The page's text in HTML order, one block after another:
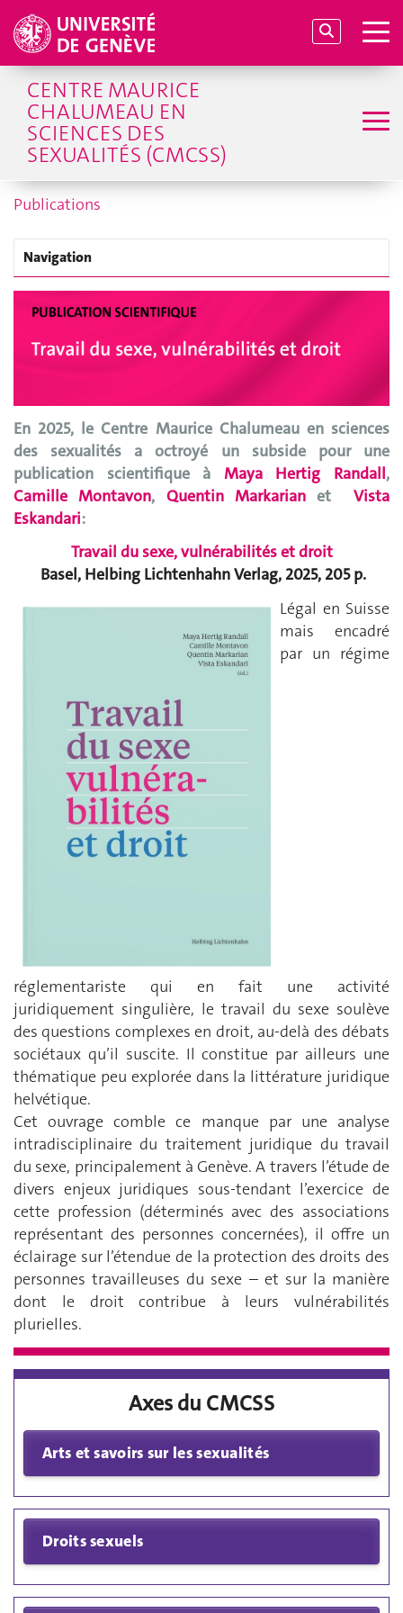
CENTRE MAURICE
CHALUMEAU EN
SCIENCES DES
SEXUALITÉS (CMCSS)
Publications
Navigation
En 2025, le Centre Maurice Chalumeau en sciences
des sexualités a octroyé un subside pour une
publication scientifique à Maya Hertig Randall,
Camille Montavon, Quentin Markarian et
Vista
Eskandari:
Travail du sexe, vulnérabilités et droit
Basel, Helbing Lichtenhahn Verlag, 2025, 205 p.
Légal en Suisse
mais encadré
par un régime
réglementariste qui en fait une activité
juridiquement singulière, le travail du sexe soulève
des questions complexes en droit, au-delà des débats
sociétaux qu’il suscite. Il constitue par ailleurs une
thématique peu explorée dans la littérature juridique
helvétique.
Cet ouvrage comble ce manque par une analyse
intradisciplinaire du traitement juridique du travail
du sexe, principalement à Genève. A travers l’étude de
divers enjeux juridiques sous-tendant l’exercice de
cette profession (déterminés avec des associations
représentant des personnes concernées), il offre un
éclairage sur l’étendue de la protection des droits des
personnes travailleuses du sexe – et sur la manière
dont le droit contribue à leurs vulnérabilités
plurielles.
Axes du CMCSS